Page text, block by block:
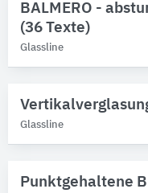
BALMERO -
(36 Texte)
Glassline
Glassline
Punktgehaltene